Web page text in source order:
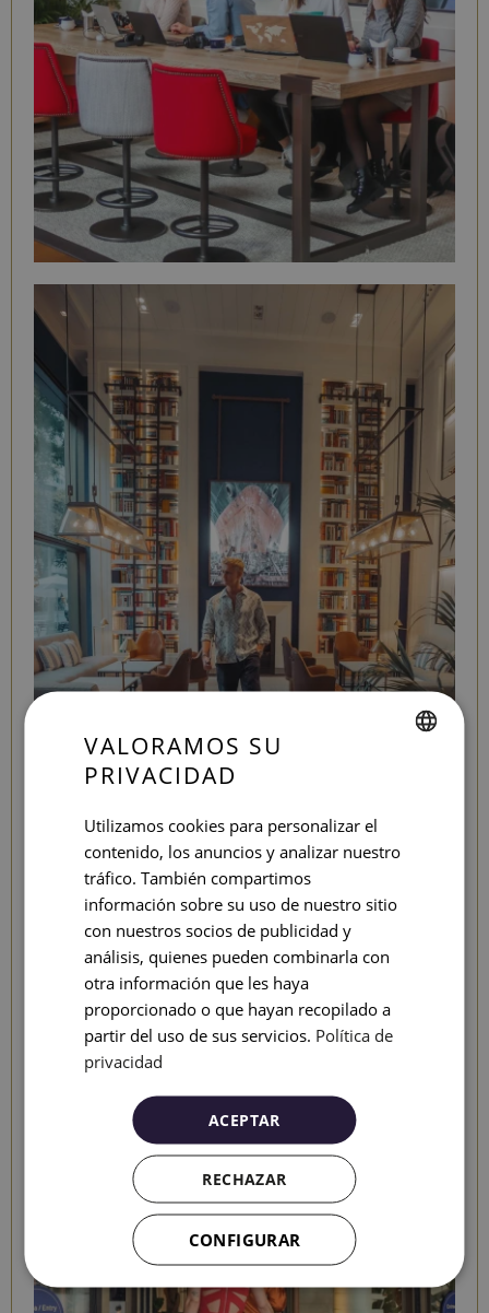
CATALAN
ITALIAN
VALORAMOS SU
PRIVACIDAD
Utilizamos cookies para personalizar el
contenido, los anuncios y analizar nuestro
tráfico. También compartimos
información sobre su uso de nuestro sitio
con nuestros socios de publicidad y
análisis, quienes pueden combinarla con
otra información que les haya
proporcionado o que hayan recopilado a
partir del uso de sus servicios. Política de
privacidad
ACEPTAR
RECHAZAR
CONFIGURAR